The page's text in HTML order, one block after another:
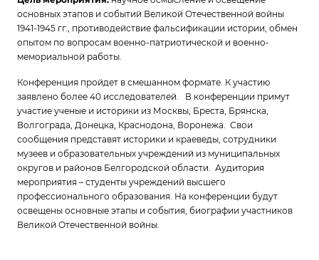
основных этапов и событий Великой Отечественной войны
1941-1945 гг., противодействие фальсификации истории, обмен
опытом по вопросам военно-патриотической и военно-
мемориальной работы.
Конференция пройдет в смешанном формате. К участию
заявлено более 40 исследователей. В конференции примут
участие ученые и историки из Москвы, Бреста, Брянска,
Волгограда, Донецка, Краснодона, Воронежа. Свои
сообщения представят историки и краеведы, сотрудники
музеев и образовательных учреждений из муниципальных
округов и районов Белгородской области. Аудитория
мероприятия – студенты учреждений высшего
профессионального образования. На конференции будут
освещены основные этапы и события, биографии участников
Великой Отечественной войны.